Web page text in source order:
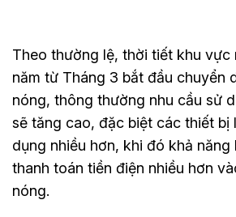
Theo thường lệ, thời tiết khu vực
năm từ Tháng 3 bắt đầu chuyển
nóng, thông thường nhu cầu sử
sẽ tăng cao, đặc biệt các thiết bị
dụng nhiều hơn, khi đó khả năng
thanh toán tiền điện nhiều hơn
nóng.